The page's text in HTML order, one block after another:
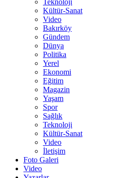
Teknoloji
Kültür-Sanat
Video
Bakırköy
Gündem
Dünya
Politika
Yerel
Ekonomi
Eğitim
Magazin
Yaşam
Spor
Sağlık
Teknoloji
Kültür-Sanat
Video
İletişim
Foto Galeri
Video